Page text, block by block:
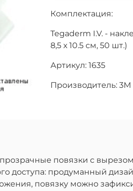
Комплектация:
Tegaderm I.V. -
8,5 х 10.5 см, 50 шт.)
Артикул: 1635
Производитель: 3M
повязки с
доступа: продуманный
повязку можно